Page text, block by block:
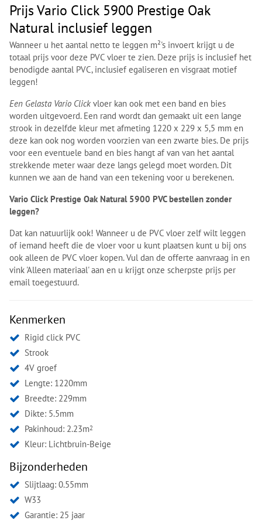
Prijs Vario Click 5900 Prestige Oak
Natural inclusief leggen
Wanneer u het aantal netto te leggen m²'s invoert krijgt u de
totaal prijs voor deze PVC vloer te zien. Deze prijs is inclusief het
benodigde aantal PVC, inclusief egaliseren en visgraat motief
leggen!
Een Gelasta Vario Click vloer kan ook met een band en bies
worden uitgevoerd. Een rand wordt dan gemaakt uit een lange
strook in dezelfde kleur met afmeting 1220 x 229 x 5,5 mm en
deze kan ook nog worden voorzien van een zwarte bies. De prijs
voor een eventuele band en bies hangt af van van het aantal
strekkende meter waar deze langs gelegd moet worden. Dit
kunnen we aan de hand van een tekening voor u berekenen.
Vario Click Prestige Oak Natural 5900 PVC bestellen zonder
leggen?
Dat kan natuurlijk ook! Wanneer u de PVC vloer zelf wilt leggen
of iemand heeft die de vloer voor u kunt plaatsen kunt u bij ons
ook alleen de PVC vloer kopen. Vul dan de offerte aanvraag in en
vink 'Alleen materiaal' aan en u krijgt onze scherpste prijs per
email toegestuurd.
Kenmerken
Rigid click PVC
Strook
4V groef
Lengte: 1220mm
Breedte: 229mm
Dikte: 5.5mm
Pakinhoud: 2.23m2
Kleur: Lichtbruin-Beige
Bijzonderheden
Slijtlaag: 0.55mm
W33
Garantie: 25 jaar